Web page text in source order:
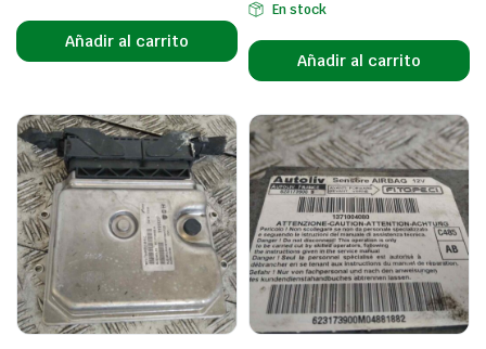
Añadir al carrito
En stock
Añadir al carrito